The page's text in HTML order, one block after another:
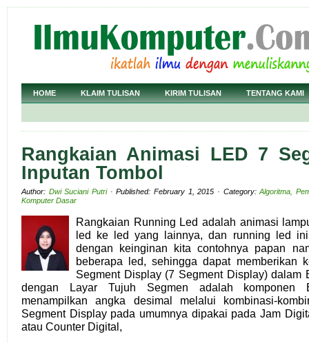
HOME KLAIM TULISAN KIRIM TULISAN TENTANG KAMI
Rangkaian Animasi LED 7
Inputan Tombol
Author: Dwi Suciani Putri· Published: February 1, 2015 · Category:Algoritma,
Komputer Dasar
Rangkaian Running Led adalah animasi
led ke led yang lainnya, dan running led
dengan keinginan kita contohnya papan
beberapa led, sehingga dapat memberikan
Segment Display (7 Segment Display) dalam
dengan Layar Tujuh Segmen adalah komponen
menampilkan angka desimal melalui kombinasi-
Segment Display pada umumnya dipakai pada Jam
atau Counter Digital,